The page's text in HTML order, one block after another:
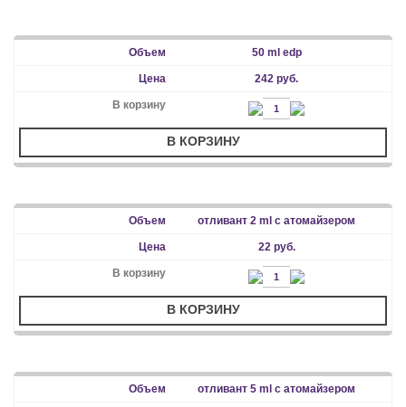
50 ml edp
242 руб.
В КОРЗИНУ
отливант 2 ml с атомайзером
22 руб.
В КОРЗИНУ
отливант 5 ml с атомайзером